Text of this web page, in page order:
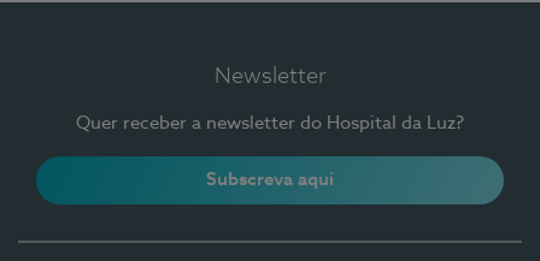
Newsletter
Quer receber a newsletter do Hospital da Luz?
Subscreva aqui